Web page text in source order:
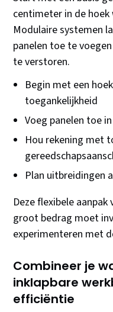
centimeter in de
Modulaire systemen
panelen toe te
te verstoren.
Begin met een
toegankelijkheid
Voeg panelen toe
Hou rekening met
Plan uitbreidingen
Deze flexibele
groot bedrag moet
experimenteren met
Combineer je
inklapbare
efficiëntie